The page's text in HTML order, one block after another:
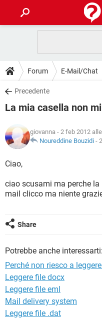
INTRATTENIMENTO
iOS
INSTAGRAM
HARDWARE
GUIDE
COVID-19
INSTAGRAM
TIKTOK
HARDWARE
DOWNLOAD
COVID-19
iOS
INSTAGRAM
HARDWARE
COVID-19
INTRATTENIMENTO
iOS
INSTAGRAM
HARDWARE
GLOSSARIO
COVID-19
iOS
TIKTOK
Forum E-Mail/Chat
Precedente
La mia casella non
giovanna - 2 feb 2012
Noureddine Bouzidi -
Ciao,
ciao scusami ma perche
mail clicco ma niente
Share
Potrebbe anche interessarti:
Perché non riesco a
Leggere file docx
Leggere file eml
Mail delivery system
Leggere file .dat